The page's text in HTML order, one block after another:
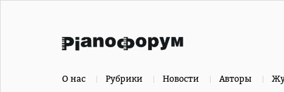
О нас Рубрики Новости Авторы